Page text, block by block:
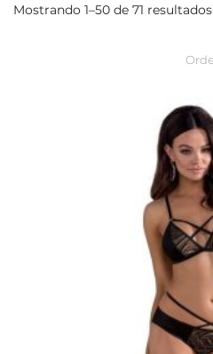
Mostrando 1–50 de 71 resultados